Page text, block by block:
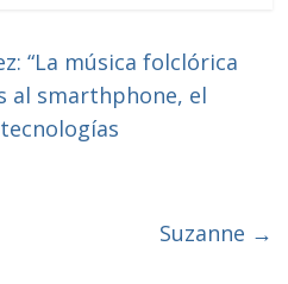
“La música folclórica
al smarthphone, el
Suzanne →